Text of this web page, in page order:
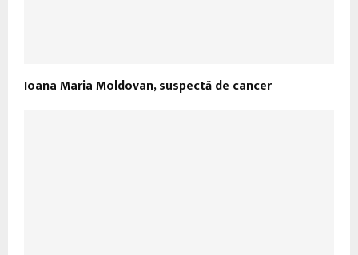
Ioana Maria Moldovan, suspectă de cancer